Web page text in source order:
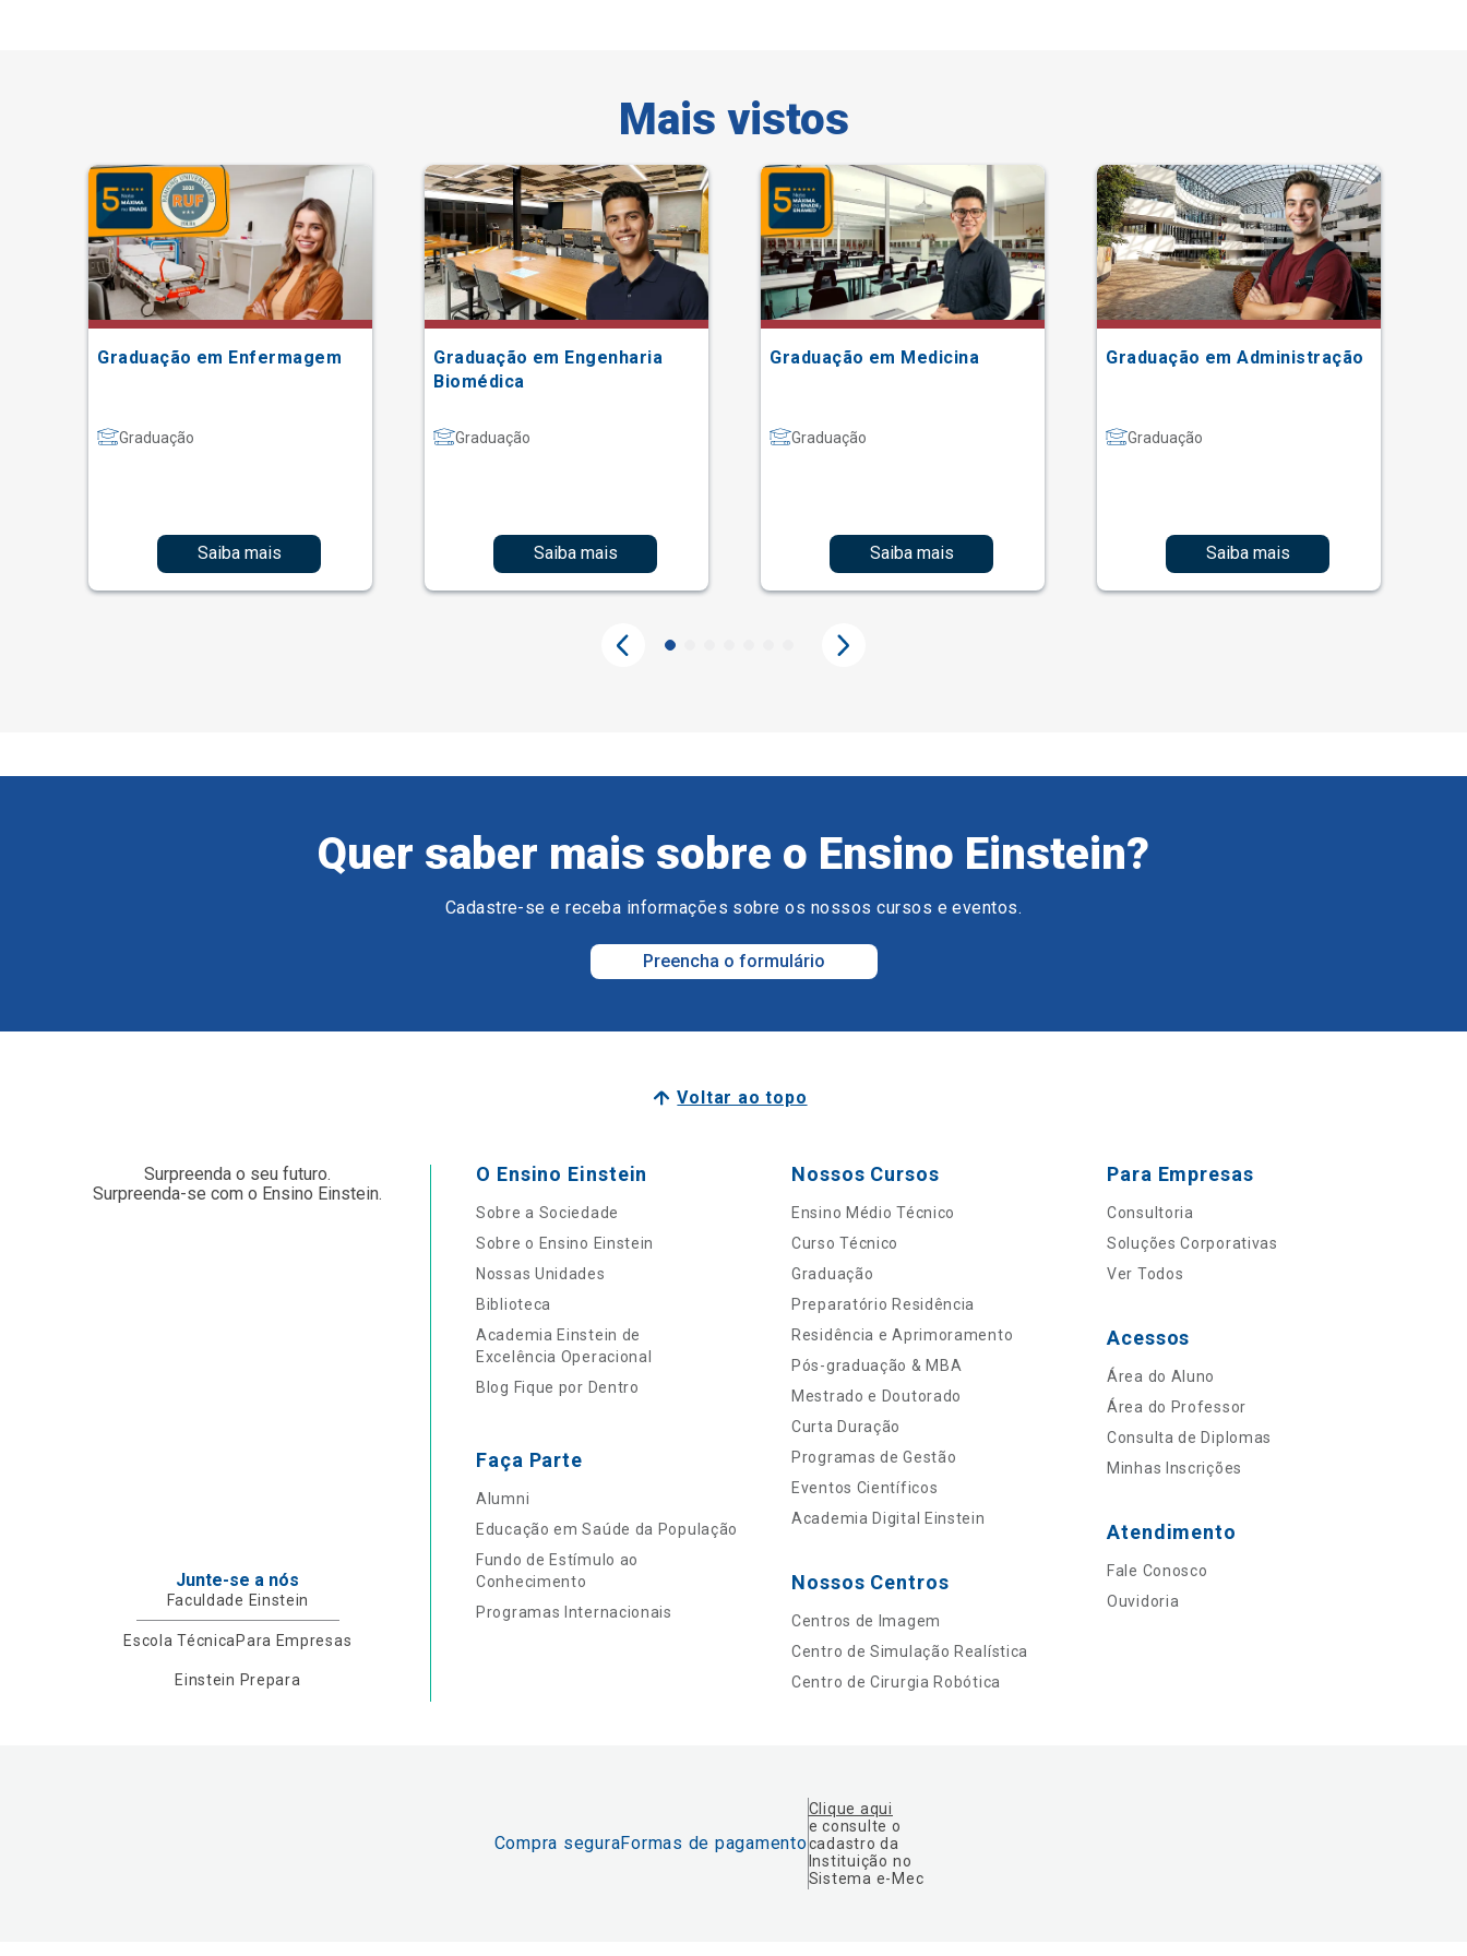
Mais vistos
Graduação em Enfermagem
Graduação
Saiba mais
Graduação em Engenharia
Biomédica
Graduação
Saiba mais
Graduação em Medicina
Graduação
Saiba mais
Graduação em Administração
Graduação
Saiba mais
Quer saber mais sobre o Ensino Einstein?
Cadastre-se e receba informações sobre os nossos cursos e eventos.
Preencha o formulário
Voltar ao topo
Surpreenda o seu futuro.
Surpreenda-se com o Ensino Einstein.
Junte-se a nós
Faculdade Einstein
Escola Técnica Para Empresas
Einstein Prepara
O Ensino Einstein
Sobre a Sociedade
Sobre o Ensino Einstein
Nossas Unidades
Biblioteca
Academia Einstein de
Excelência Operacional
Blog Fique por Dentro
Faça Parte
Alumni
Educação em Saúde da População
Fundo de Estímulo ao
Conhecimento
Programas Internacionais
Nossos Cursos
Ensino Médio Técnico
Curso Técnico
Graduação
Preparatório Residência
Residência e Aprimoramento
Pós-graduação & MBA
Mestrado e Doutorado
Curta Duração
Programas de Gestão
Eventos Científicos
Academia Digital Einstein
Nossos Centros
Centros de Imagem
Centro de Simulação Realística
Centro de Cirurgia Robótica
Para Empresas
Consultoria
Soluções Corporativas
Ver Todos
Acessos
Área do Aluno
Área do Professor
Consulta de Diplomas
Minhas Inscrições
Atendimento
Fale Conosco
Ouvidoria
Compra seguraFormas de pagamento
Clique aqui
e consulte o
cadastro da
Instituição no
Sistema e-Mec